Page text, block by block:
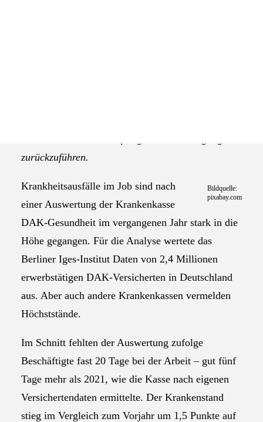
zurückzuführen.
Bildquelle:
pixabay.com
Krankheitsausfälle im Job sind nach
einer Auswertung der Krankenkasse
DAK-Gesundheit im vergangenen Jahr stark in die
Höhe gegangen. Für die Analyse wertete das
Berliner Iges-Institut Daten von 2,4 Millionen
erwerbstätigen DAK-Versicherten in Deutschland
aus. Aber auch andere Krankenkassen vermelden
Höchststände.
Im Schnitt fehlten der Auswertung zufolge
Beschäftigte fast 20 Tage bei der Arbeit – gut fünf
Tage mehr als 2021, wie die Kasse nach eigenen
Versichertendaten ermittelte. Der Krankenstand
stieg im Vergleich zum Vorjahr um 1,5 Punkte auf